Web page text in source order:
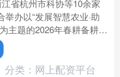
省杭州市科协等10余家
举办以“发展智慧农业·助
主题的2026年春耕备耕科
活动。 本次活动由杭州
分类： 网上配资平台